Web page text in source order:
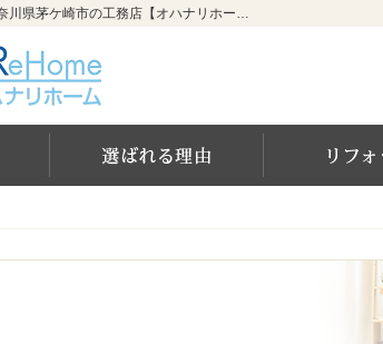
リフォームをお考えなら神奈川県茅ケ崎市の工務店【オハナリホーム】へ！